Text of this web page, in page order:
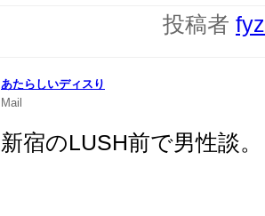
投稿者
あたらしいディスり
Mail
新宿のLUSH前で男性談。